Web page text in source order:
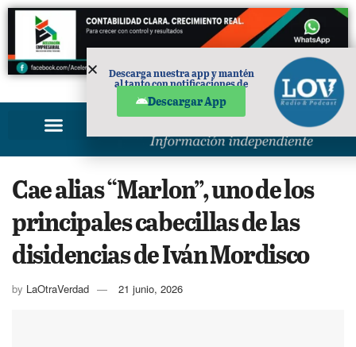
PUBLICIDAD
Cae alias “Marlon”, uno de los
principales cabecillas de las
disidencias de Iván Mordisco
by LaOtraVerdad 21 junio, 2026
Descarga nuestra app y mantén
al tanto con notificaciones de
Descargar App